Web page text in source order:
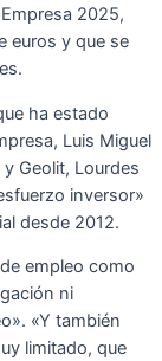
2025,
euros y que se
ha estado
Luis Miguel
Geolit, Lourdes
inversor»
desde 2012.
empleo como
ni
«Y también
limitado, que